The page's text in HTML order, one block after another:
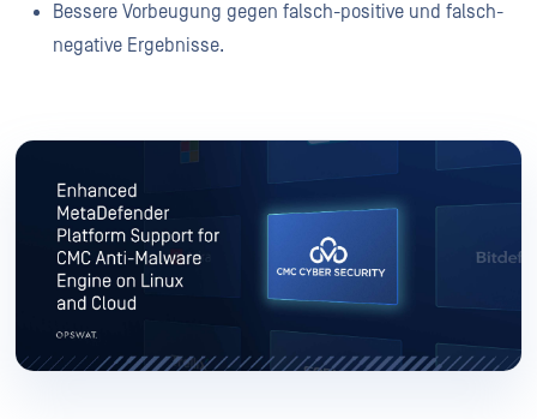
Bessere Vorbeugung gegen falsch-positive und falsch-
negative Ergebnisse.